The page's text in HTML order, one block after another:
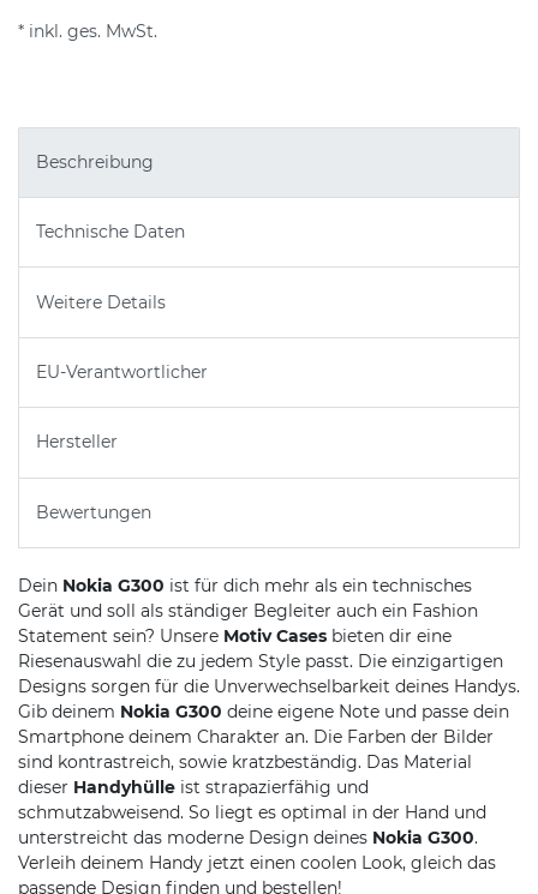
* inkl. ges. MwSt.
Beschreibung
Technische Daten
Weitere Details
EU-Verantwortlicher
Hersteller
Bewertungen
Dein Nokia G300 ist für dich mehr als ein technisches
Gerät und soll als ständiger Begleiter auch ein Fashion
Statement sein? Unsere Motiv Cases bieten dir eine
Riesenauswahl die zu jedem Style passt. Die einzigartigen
Designs sorgen für die Unverwechselbarkeit deines Handys.
Gib deinem Nokia G300 deine eigene Note und passe dein
Smartphone deinem Charakter an. Die Farben der Bilder
sind kontrastreich, sowie kratzbeständig. Das Material
dieser Handyhülle ist strapazierfähig und
schmutzabweisend. So liegt es optimal in der Hand und
unterstreicht das moderne Design deines Nokia G300.
Verleih deinem Handy jetzt einen coolen Look, gleich das
passende Design finden und bestellen!